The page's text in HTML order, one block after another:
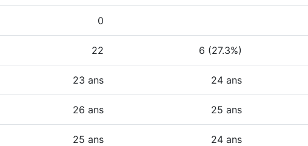
0
22 6 (27.3%)
23 ans 24 ans
26 ans 25 ans
25 ans 24 ans